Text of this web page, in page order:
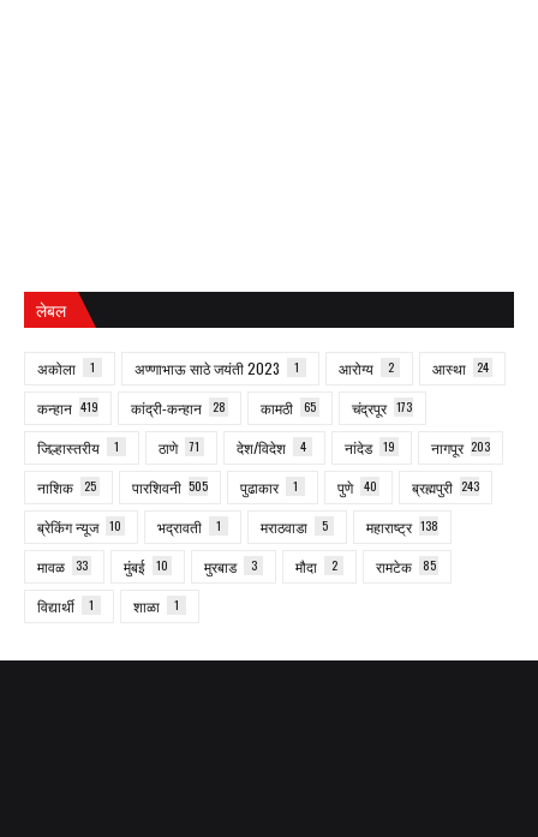
लेबल
अकोला 1 अण्णाभाऊ साठे जयंती 2023 1 आरोग्य 2 आस्था 24
कन्हान 419 कांद्री-कन्हान 28 कामठी 65 चंद्रपूर 173
जिल्हास्तरीय 1 ठाणे 71 देश/विदेश 4 नांदेड 19 नागपूर 203
नाशिक 25 पारशिवनी 505 पुढाकार 1 पुणे 40 ब्रह्मपुरी 243
ब्रेकिंग न्यूज 10 भद्रावती 1 मराठवाडा 5 महाराष्ट्र 138
मावळ 33 मुंबई 10 मुरबाड 3 मौदा 2 रामटेक 85
विद्यार्थी 1 शाळा 1